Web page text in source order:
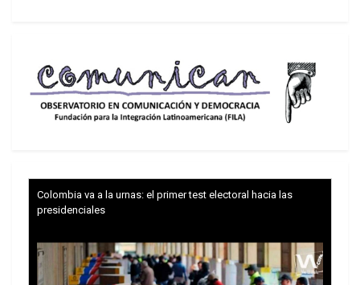
Colombia va a la urnas: el primer test electoral hacia las
presidenciales